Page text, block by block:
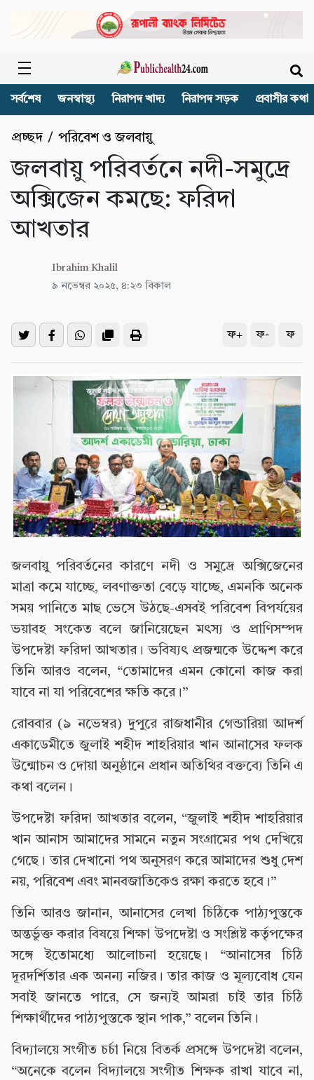
সর্বশেষ জনস্বাস্থ্য নিরাপদ খাদ্য নিরাপদ সড়ক প্রবাসীর কথা
প্রচ্ছদ / পরিবেশ ও জলবায়ু
জলবায়ু পরিবর্তনে নদী-সমুদ্রে
অক্সিজেন কমছে: ফরিদা
আখতার
Ibrahim Khalil
৯ নভেম্বর ২০২৫, ৪:২৩ বিকাল
ফ+ ফ- ফ
জলবায়ু পরিবর্তনের কারণে নদী ও সমুদ্রে অক্সিজেনের
মাত্রা কমে যাচ্ছে, লবণাক্ততা বেড়ে যাচ্ছে, এমনকি অনেক
সময় পানিতে মাছ ভেসে উঠছে-এসবই পরিবেশ বিপর্যয়ের
ভয়াবহ সংকেত বলে জানিয়েছেন মৎস্য ও প্রাণিসম্পদ
উপদেষ্টা ফরিদা আখতার। ভবিষ্যৎ প্রজন্মকে উদ্দেশ করে
তিনি আরও বলেন, “তোমাদের এমন কোনো কাজ করা
যাবে না যা পরিবেশের ক্ষতি করে।”
রোববার (৯ নভেম্বর) দুপুরে রাজধানীর গেন্ডারিয়া আদর্শ
একাডেমীতে জুলাই শহীদ শাহরিয়ার খান আনাসের ফলক
উন্মোচন ও দোয়া অনুষ্ঠানে প্রধান অতিথির বক্তব্যে তিনি এ
কথা বলেন।
উপদেষ্টা ফরিদা আখতার বলেন, “জুলাই শহীদ শাহরিয়ার
খান আনাস আমাদের সামনে নতুন সংগ্রামের পথ দেখিয়ে
গেছে। তার দেখানো পথ অনুসরণ করে আমাদের শুধু দেশ
নয়, পরিবেশ এবং মানবজাতিকেও রক্ষা করতে হবে।”
তিনি আরও জানান, আনাসের লেখা চিঠিকে পাঠ্যপুস্তকে
অন্তর্ভুক্ত করার বিষয়ে শিক্ষা উপদেষ্টা ও সংশ্লিষ্ট কর্তৃপক্ষের
সঙ্গে ইতোমধ্যে আলোচনা হয়েছে। “আনাসের চিঠি
দূরদর্শিতার এক অনন্য নজির। তার কাজ ও মূল্যবোধ যেন
সবাই জানতে পারে, সে জন্যই আমরা চাই তার চিঠি
শিক্ষার্থীদের পাঠ্যপুস্তকে স্থান পাক,” বলেন তিনি।
বিদ্যালয়ে সংগীত চর্চা নিয়ে বিতর্ক প্রসঙ্গে উপদেষ্টা বলেন,
“অনেকে বলেন বিদ্যালয়ে সংগীত শিক্ষক রাখা যাবে না,